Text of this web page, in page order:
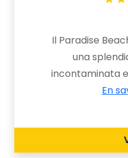
Il Paradise
una
incontaminata
Sicilia
En